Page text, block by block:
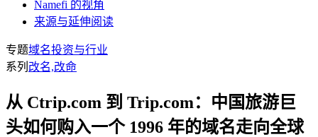
Namefi 的视角
来源与延伸阅读
专题域名投资与行业
系列 改名,改命
从 Ctrip.com 到 Trip.com：中国旅游巨
头如何购入一个 1996 年的域名走向全球